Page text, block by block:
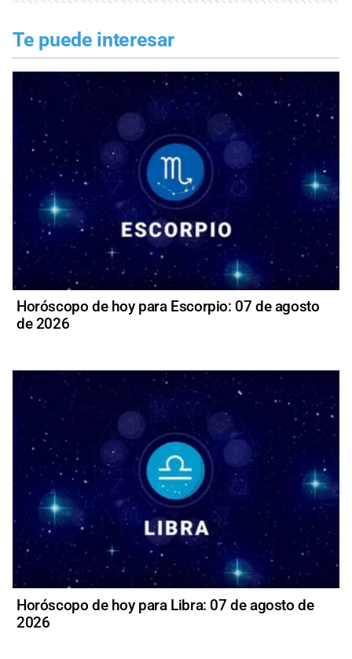
Te puede interesar
Horóscopo de hoy para Escorpio: 07 de agosto
de 2026
Horóscopo de hoy para Libra: 07 de agosto de
2026